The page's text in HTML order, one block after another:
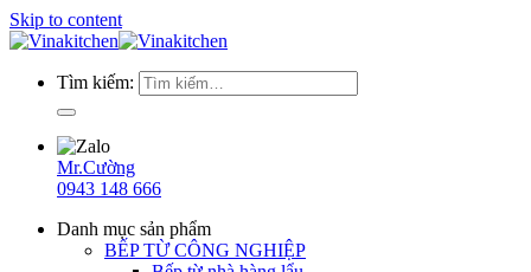
Skip to content
Tìm kiếm:
Mr.Cường
0943 148 666
Danh mục sản phẩm
BẾP TỪ CÔNG NGHIỆP